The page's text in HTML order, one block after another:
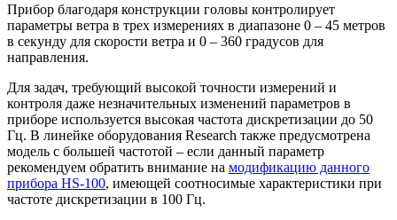
Прибор благодаря конструкции головы контролирует
параметры ветра в трех измерениях в диапазоне 0 – 45 метров
в секунду для скорости ветра и 0 – 360 градусов для
направления.
Для задач, требующий высокой точности измерений и
контроля даже незначительных изменений параметров в
приборе используется высокая частота дискретизации до 50
Гц. В линейке оборудования Research также предусмотрена
модель с большей частотой – если данный параметр
рекомендуем обратить внимание на модификацию данного
прибора HS-100, имеющей соотносимые характеристики при
частоте дискретизации в 100 Гц.